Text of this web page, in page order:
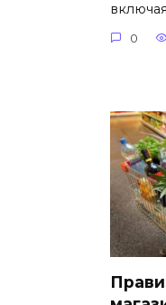
включая
0